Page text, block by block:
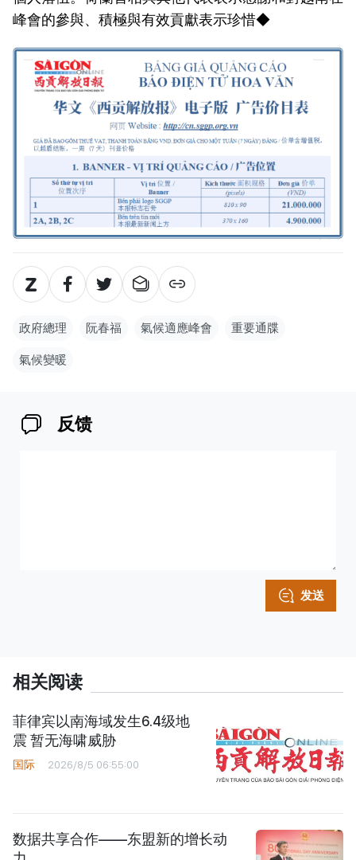
峰會的參與、積極與有效貢獻表示珍惜◆
政府總理 阮春福 氣候適應峰會 重要通牒
氣候變暖
反馈
发送
相关阅读
菲律宾以南海域发生6.4级地
震 暂无海啸威胁
国际 2026/8/5 06:55:00
数据共享合作——东盟新的增长动